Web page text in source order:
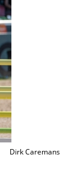
Dirk Caremans